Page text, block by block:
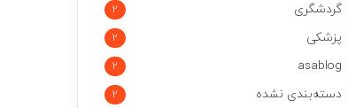
گردشگری 2
پزشکی 2
asablog
2
دسته‌بندی نشده 2